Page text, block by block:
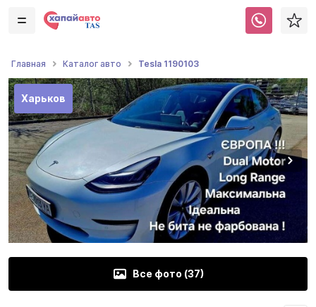
Главная Каталог авто Tesla 1190103
Харьков
Все фото (37)